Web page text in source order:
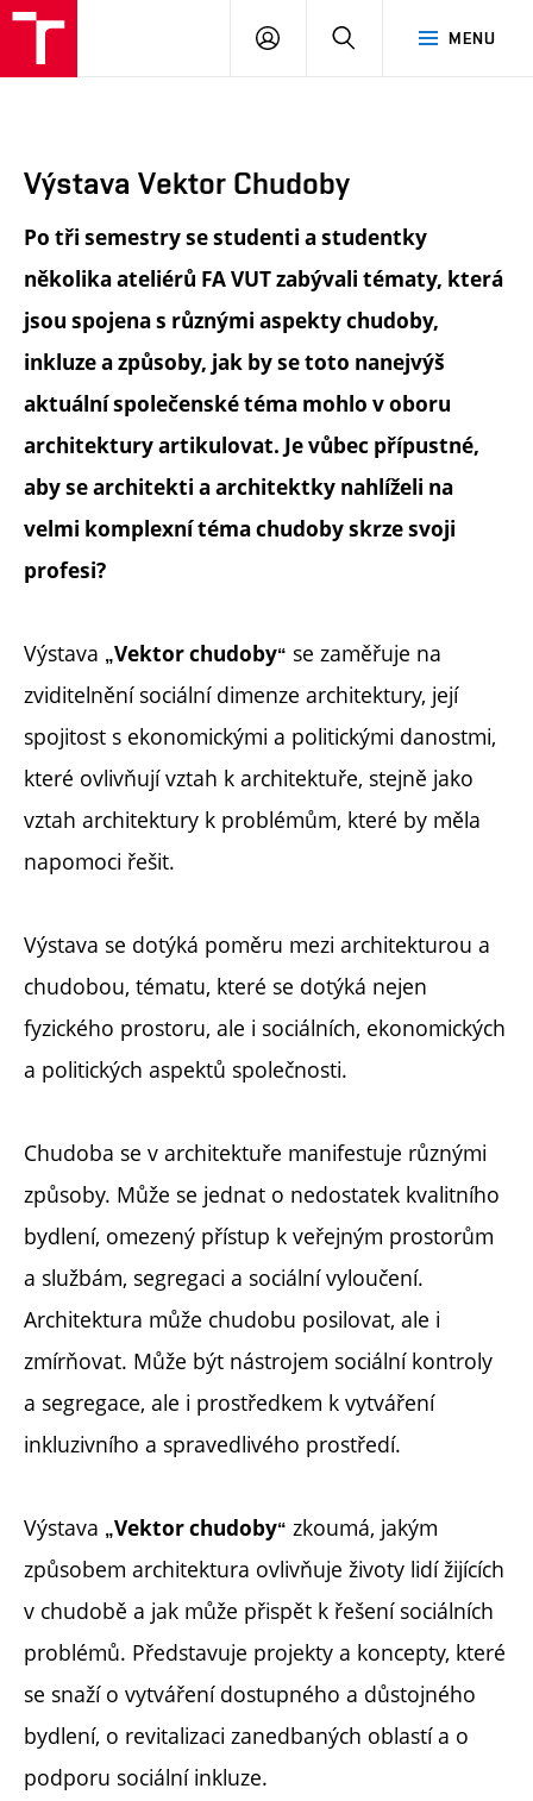
MENU
PŘIHLÁSIT
Výstava Vektor Chudoby
Po tři semestry se studenti a studentky
několika ateliérů FA VUT zabývali tématy, která
jsou spojena s různými aspekty chudoby,
inkluze a způsoby, jak by se toto nanejvýš
aktuální společenské téma mohlo v oboru
architektury artikulovat. Je vůbec přípustné,
aby se architekti a architektky nahlíželi na
velmi komplexní téma chudoby skrze svoji
profesi?
Výstava „Vektor chudoby“ se zaměřuje na
zviditelnění sociální dimenze architektury, její
spojitost s ekonomickými a politickými danostmi,
které ovlivňují vztah k architektuře, stejně jako
vztah architektury k problémům, které by měla
napomoci řešit.
Výstava se dotýká poměru mezi architekturou a
chudobou, tématu, které se dotýká nejen
fyzického prostoru, ale i sociálních, ekonomických
a politických aspektů společnosti.
Chudoba se v architektuře manifestuje různými
způsoby. Může se jednat o nedostatek kvalitního
bydlení, omezený přístup k veřejným prostorům
a službám, segregaci a sociální vyloučení.
Architektura může chudobu posilovat, ale i
zmírňovat. Může být nástrojem sociální kontroly
a segregace, ale i prostředkem k vytváření
inkluzivního a spravedlivého prostředí.
Výstava „Vektor chudoby“ zkoumá, jakým
způsobem architektura ovlivňuje životy lidí žijících
v chudobě a jak může přispět k řešení sociálních
problémů. Představuje projekty a koncepty, které
se snaží o vytváření dostupného a důstojného
bydlení, o revitalizaci zanedbaných oblastí a o
podporu sociální inkluze.